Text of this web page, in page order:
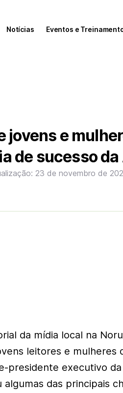
Notícias Eventos e
jovens e
de sucesso
23 de novembro de
da mídia local na
leitores e mulheres
presidente executivo da
das principais